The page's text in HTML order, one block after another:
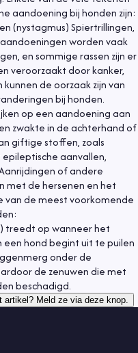
aandoening bij honden zijn:
(nystagmus) Spiertrillingen,
worden vaak
en sommige rassen zijn er
veroorzaakt door kanker,
de oorzaak zijn van
bij honden.
op een aandoening aan
zwakte in de achterhand of
giftige stoffen, zoals
aanvallen,
of andere
met de hersenen en het
van de meest voorkomende
treedt op wanneer het
hond begint uit te puilen
onder de
de zenuwen die met
beschadigd.
Meld ze via deze knop.